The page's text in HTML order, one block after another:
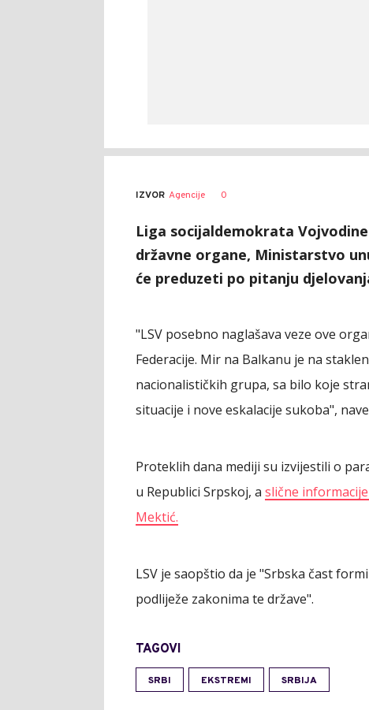
IZVOR Agencije 0
Liga socijaldemokrata
državne organe, Ministarstvo
će preduzeti po pitanju
"LSV posebno naglašava veze ove
Federacije. Mir na Balkanu je na
nacionalističkih grupa, sa bilo koje
situacije i nove eskalacije sukoba",
Proteklih dana mediji su izvijestili o
u Republici Srpskoj, a slične
Mektić.
LSV je saopštio da je "Srbska čast
podliježe zakonima te države".
TAGOVI
SRBI EKSTREMI SRBIJA